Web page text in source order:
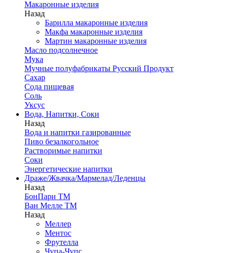
Макаронные изделия
Назад
Барилла макаронные изделия
Макфа макаронные изделия
Мартин макаронные изделия
Масло подсолнечное
Мука
Мучные полуфабрикаты Русский Продукт
Сахар
Сода пищевая
Соль
Уксус
Вода, Напитки, Соки
Назад
Вода и напитки газированные
Пиво безалкогольное
Растворимые напитки
Соки
Энергетические напитки
Драже/Жвачка/Мармелад/Леденцы
Назад
БонПари ТМ
Ван Мелле ТМ
Назад
Меллер
Ментос
Фрутелла
Чупа-Чупс